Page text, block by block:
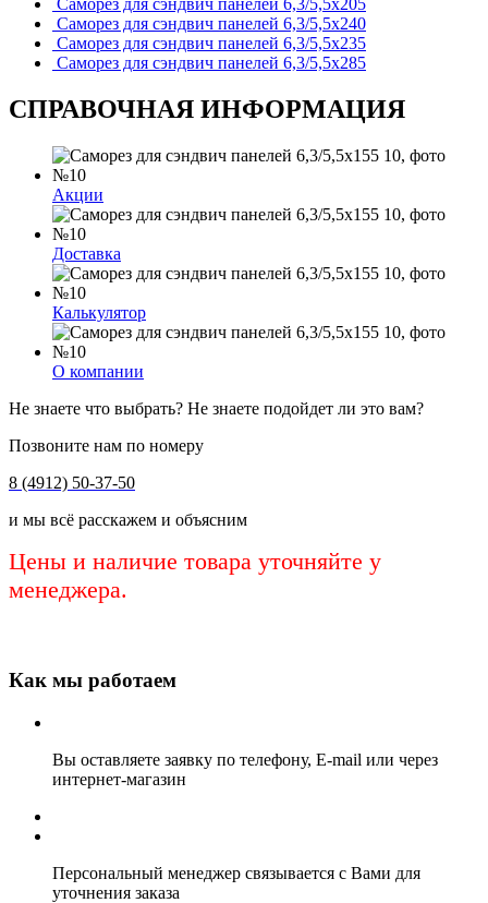
Саморез для сэндвич панелей 6,3/5,5х205
Саморез для сэндвич панелей 6,3/5,5х240
Саморез для сэндвич панелей 6,3/5,5х235
Саморез для сэндвич панелей 6,3/5,5х285
СПРАВОЧНАЯ ИНФОРМАЦИЯ
Акции
Доставка
Калькулятор
О компании
Не знаете что выбрать? Не знаете подойдет ли это вам?
Позвоните нам по номеру
8 (4912) 50-37-50
и мы всё расскажем и объясним
Цены и наличие товара уточняйте у
менеджера.
Как мы работаем
Вы оставляете заявку по телефону, E-mail или через
интернет-магазин
Персональный менеджер связывается с Вами для
уточнения заказа